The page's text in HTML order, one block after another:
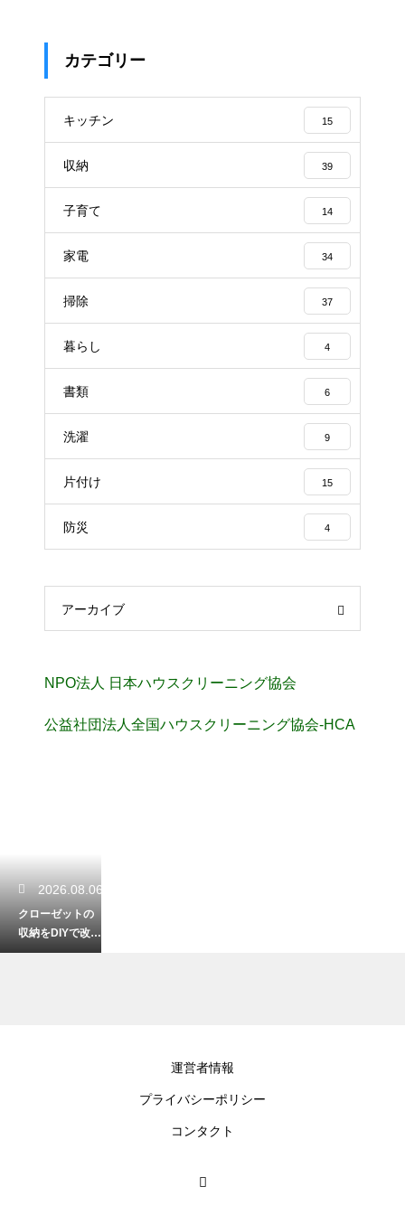
カテゴリー
キッチン 15
収納 39
子育て 14
家電 34
掃除 37
暮らし 4
書類 6
洗濯 9
片付け 15
防災 4
アーカイブ
NPO法人 日本ハウスクリーニング協会
公益社団法人全国ハウスクリーニング協会-HCA
2026.08.06
クローゼットの
収納をDIYで改
造！初心者でも
運営者情報
プライバシーポリシー
コンタクト